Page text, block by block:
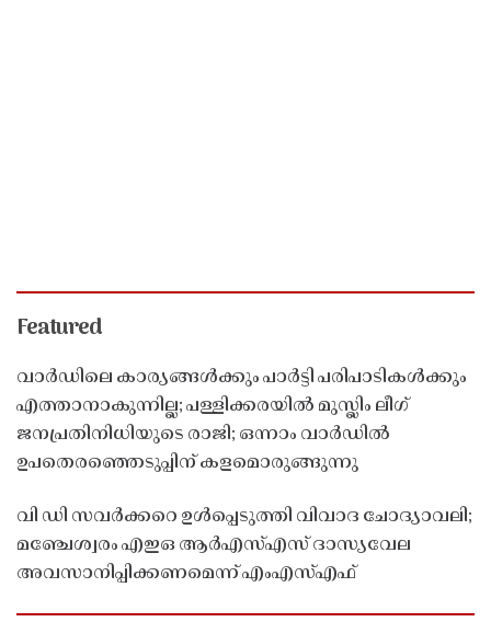
Featured
വാർഡിലെ കാര്യങ്ങൾക്കും പാർട്ടി പരിപാടികൾക്കും
എത്താനാകുന്നില്ല; പള്ളിക്കരയിൽ മുസ്ലിം ലീഗ്
ജനപ്രതിനിധിയുടെ രാജി; ഒന്നാം വാർഡിൽ
ഉപതെരഞ്ഞെടുപ്പിന് കളമൊരുങ്ങുന്നു
വി ഡി സവർക്കറെ ഉൾപ്പെടുത്തി വിവാദ ചോദ്യാവലി;
മഞ്ചേശ്വരം എഇഒ ആർഎസ്എസ് ദാസ്യവേല
അവസാനിപ്പിക്കണമെന്ന് എംഎസ്എഫ്